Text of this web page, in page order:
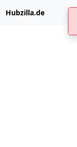
Hubzilla.de